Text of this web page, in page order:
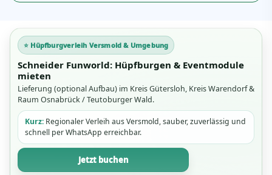
⭐ Hüpfburgverleih Versmold & Umgebung
Schneider Funworld: Hüpfburgen & Eventmodule
mieten
Lieferung (optional Aufbau) im Kreis Gütersloh, Kreis Warendorf &
Raum Osnabrück / Teutoburger Wald.
Kurz: Regionaler Verleih aus Versmold, sauber, zuverlässig und
schnell per WhatsApp erreichbar.
Jetzt buchen